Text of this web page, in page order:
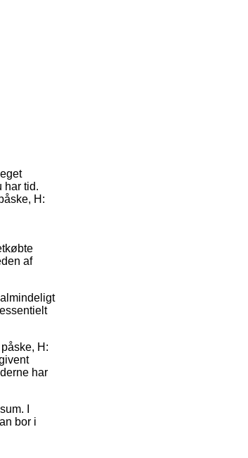
har tid.
H:
af
H:
har
I
bor i